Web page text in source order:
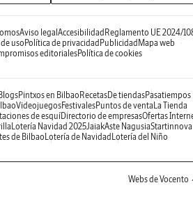
Aviso legal Accesibilidad Reglamento UE 2024/
usoPolítica de privacidad Publicidad Mapa web
editorialesPolítica de cookies
BlogsPintxos en Bilbao RecetasDe tiendasPasatiempos
VideojuegosFestivalesPuntos de venta La Tienda
de esquíDirectorio de empresasOfertas
Lotería Navidad 2025JaiakAste NagusiaStartinnova
de Bilbao Lotería de Navidad Lotería del Niño
Webs de Vocento